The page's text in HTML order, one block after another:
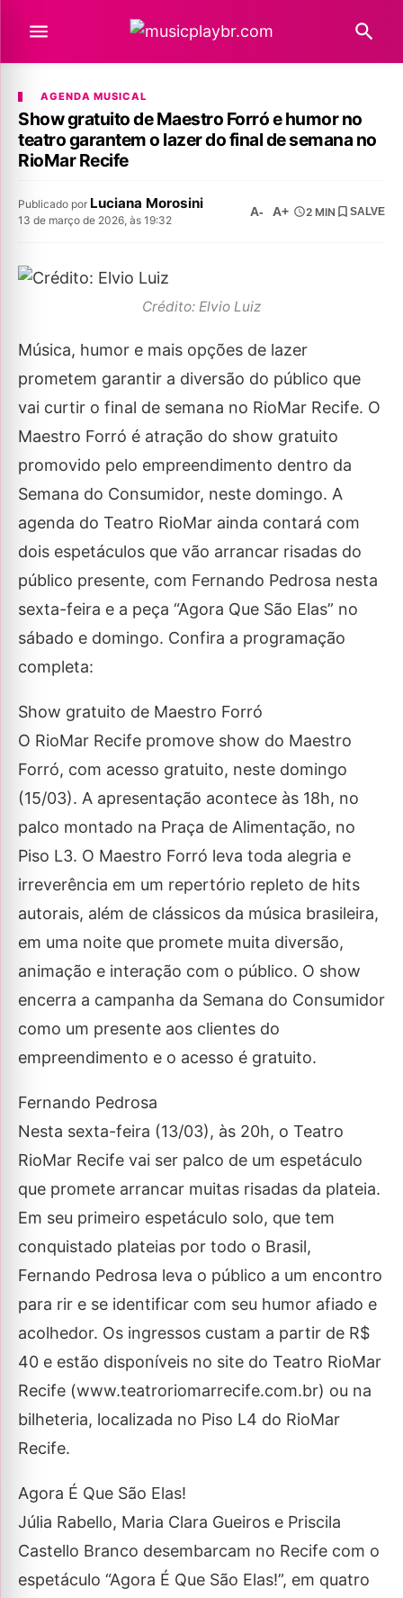
AGENDA MUSICAL
Show gratuito de Maestro Forró e humor no
teatro garantem o lazer do final de semana no
RioMar Recife
Publicado por Luciana Morosini
13 de março de 2026, às 19:32
A- A+ 2 MIN SALVE
Crédito: Elvio Luiz
Música, humor e mais opções de lazer
prometem garantir a diversão do público que
vai curtir o final de semana no RioMar Recife. O
Maestro Forró é atração do show gratuito
promovido pelo empreendimento dentro da
Semana do Consumidor, neste domingo. A
agenda do Teatro RioMar ainda contará com
dois espetáculos que vão arrancar risadas do
público presente, com Fernando Pedrosa nesta
sexta-feira e a peça “Agora Que São Elas” no
sábado e domingo. Confira a programação
completa:
Show gratuito de Maestro Forró
O RioMar Recife promove show do Maestro
Forró, com acesso gratuito, neste domingo
(15/03). A apresentação acontece às 18h, no
palco montado na Praça de Alimentação, no
Piso L3. O Maestro Forró leva toda alegria e
irreverência em um repertório repleto de hits
autorais, além de clássicos da música brasileira,
em uma noite que promete muita diversão,
animação e interação com o público. O show
encerra a campanha da Semana do Consumidor
como um presente aos clientes do
empreendimento e o acesso é gratuito.
Fernando Pedrosa
Nesta sexta-feira (13/03), às 20h, o Teatro
RioMar Recife vai ser palco de um espetáculo
que promete arrancar muitas risadas da plateia.
Em seu primeiro espetáculo solo, que tem
conquistado plateias por todo o Brasil,
Fernando Pedrosa leva o público a um encontro
para rir e se identificar com seu humor afiado e
acolhedor. Os ingressos custam a partir de R$
40 e estão disponíveis no site do Teatro RioMar
Recife (www.teatroriomarrecife.com.br) ou na
bilheteria, localizada no Piso L4 do RioMar
Recife.
Agora É Que São Elas!
Júlia Rabello, Maria Clara Gueiros e Priscila
Castello Branco desembarcam no Recife com o
espetáculo “Agora É Que São Elas!”, em quatro